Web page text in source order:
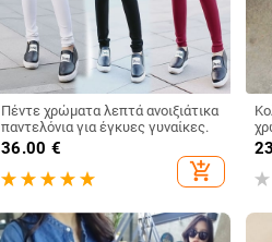
Πέντε χρώματα λεπτά ανοιξιάτικα
παντελόνια για έγκυες γυναίκες.
36.00 €
add_shopping_cart